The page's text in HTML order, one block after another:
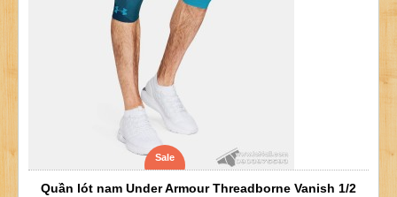
Sale
Quần lót nam Under Armour Threadborne Vanish 1/2